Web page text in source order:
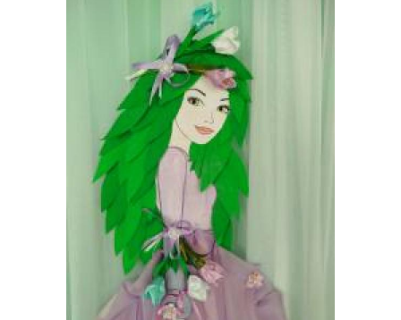
Пластиковые вазы
полимергранита
Вазы из гранита Вазы из полистоуна
Ваза из бутылки